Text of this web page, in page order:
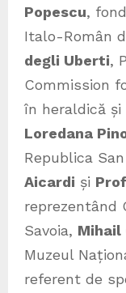
Popescu,
Italo-Român
degli Uberti,
Commission
în heraldică și
Loredana
Republica
Aicardi și
reprezentând
Savoia, Mihail
Muzeul
referent de